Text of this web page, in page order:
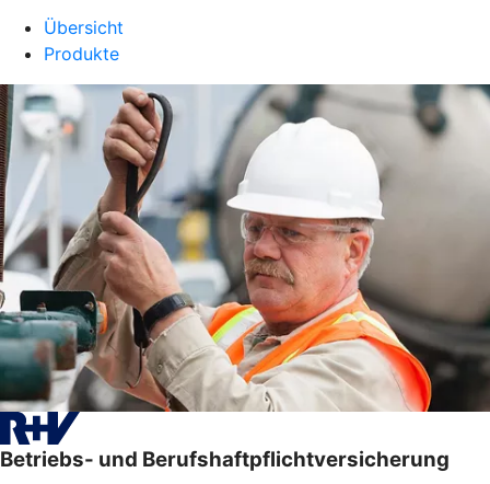
Übersicht
Produkte
Betriebs- und Berufshaftpflichtversicherung